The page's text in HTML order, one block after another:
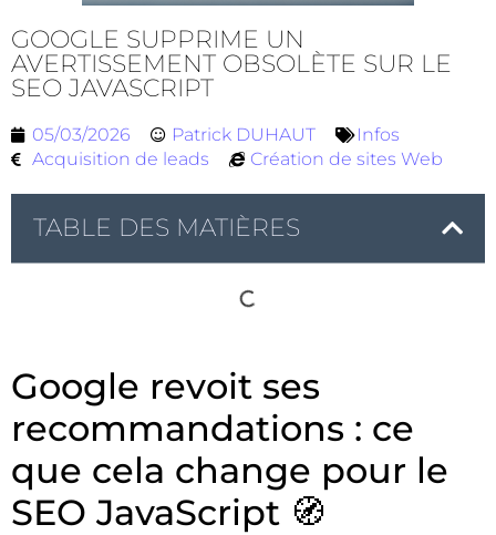
GOOGLE SUPPRIME UN
AVERTISSEMENT OBSOLÈTE SUR LE
SEO JAVASCRIPT
05/03/2026 Patrick DUHAUT
Infos
Acquisition de leads
Création de sites Web
TABLE DES MATIÈRES
Google revoit ses
recommandations : ce
que cela change pour le
SEO JavaScript 🧭